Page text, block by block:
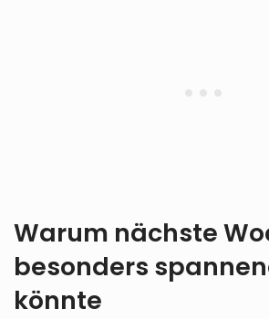
Warum nächste
besonders
könnte